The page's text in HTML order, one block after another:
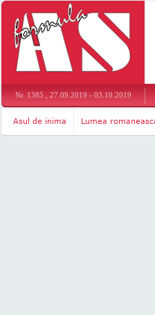
Nr. 1385 , 27.09.2019 - 03.10.2019
Asul de inima Lumea